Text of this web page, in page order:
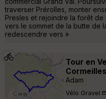
traverser Prérolles, monter
Presles et rejoindre la forêt de
vers le sommet de la butte de
redescendre vers »
Tour en
Adam
Vélo Gravel